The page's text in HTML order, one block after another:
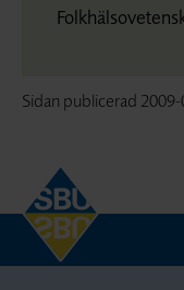
Sidan publicerad